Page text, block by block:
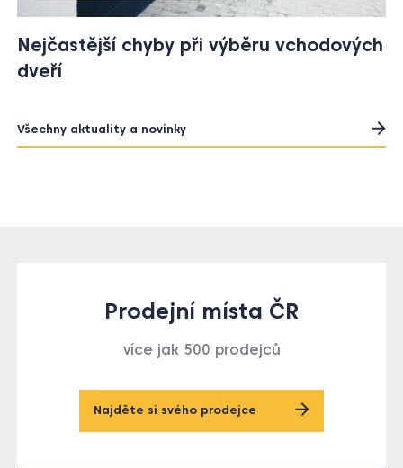
Nejčastější chyby při výběru vchodových
dveří
více jak 500 prodejců